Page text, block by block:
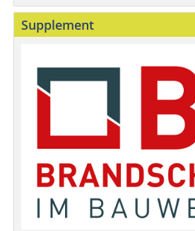
Supplement